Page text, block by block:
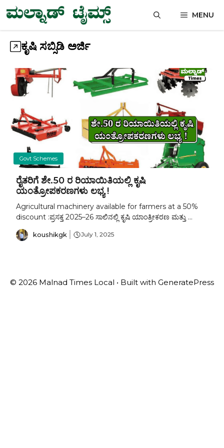
Skip
to
content
MENU
ಕೃಷಿ ಸಬ್ಸಿಡಿ ಅರ್ಜಿ
Govt Schemes
ರೈತರಿಗೆ ಶೇ.50 ರ ರಿಯಾಯಿತಿಯಲ್ಲಿ ಕೃಷಿ
ಯಂತ್ರೋಪಕರಣಗಳು ಲಭ್ಯ !
Agricultural machinery available for farmers at a 50%
discount :ಪ್ರಸಕ್ತ 2025–26 ಸಾಲಿನಲ್ಲಿ ಕೃಷಿ ಯಾಂತ್ರೀಕರಣ ಮತ್ತು ...
koushikgk July 1, 2025
© 2026 Malnad Times Local • Built with GeneratePress